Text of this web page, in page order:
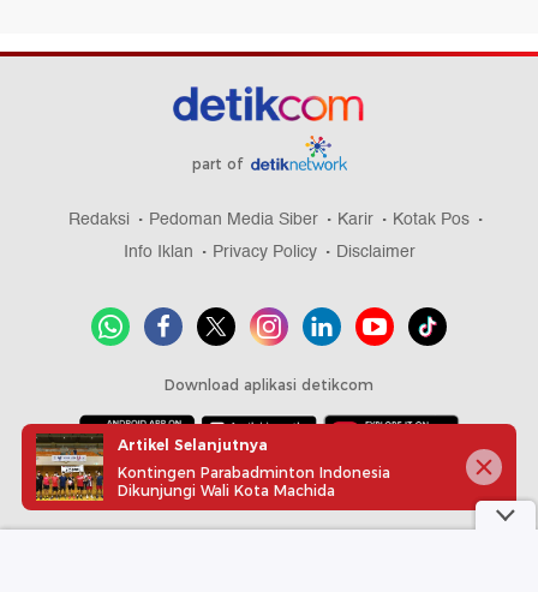
part of
Redaksi Pedoman Media Siber Karir
Kotak Pos
Info Iklan
Privacy Policy Disclaimer
Download aplikasi detikcom
Copyright @ 2026 detikcom, All right reserved
Artikel Selanjutnya
Kontingen Parabadminton Indonesia
Dikunjungi Wali Kota Machida